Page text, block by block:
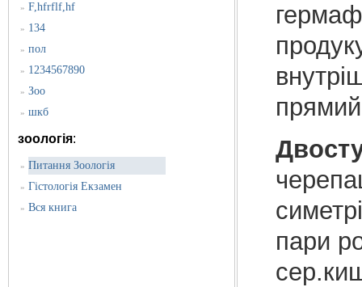
» F,hfrflf,hf
» 134
» пол
» 1234567890
» Зоо
» шкб
зоологія:
» Питання Зоологія
» Гістологія Екзамен
» Вся книга
пари